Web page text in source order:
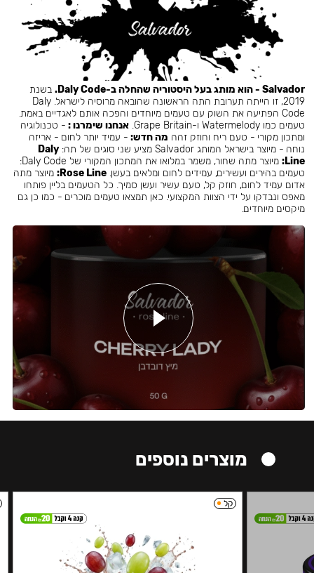
Salvador - הוא מותג בעל היסטוריה שהחלה ב-Daly Code.
בשנת
2019, זו הייתה תערובת התה הראשונה שהובאה מרוסיה לישראל. Daly
Code הפתיעה את השוק עם טעמים מיוחדים והפכה אותם לאגדיים באמת.
טעמים כמו Watermelody ו-Grape Britain.
אנחנו שימרנו : - טכנולוגיה
ומתכון מקורי - טעם ריח וחוזק זהה מה חדש: - עמיד יותר לחום - אריזה
נוחה - מיוצר בישראל המותג Salvador מציע שני סוגים של תה:
Daly
Line:
מיוצר מתה שחור, משמר במלואו את המתכון המקורי של Daly Code:
טעמים בהירים ועשירים, עמידים לחום ומלאים בעשן.Rose Line: מיוצר מתה
אדום עמיד לחום, חוזק קל, טעם עשיר ועשן סמיך. כל הטעמים בליין פותחו
מאפס ונבדקו על ידי הצוות המקצועי. כאן תמצאו טעמים מוכרים - כמו כן גם
מיקסים מיוחדים.
מוצרים נוספים
קל